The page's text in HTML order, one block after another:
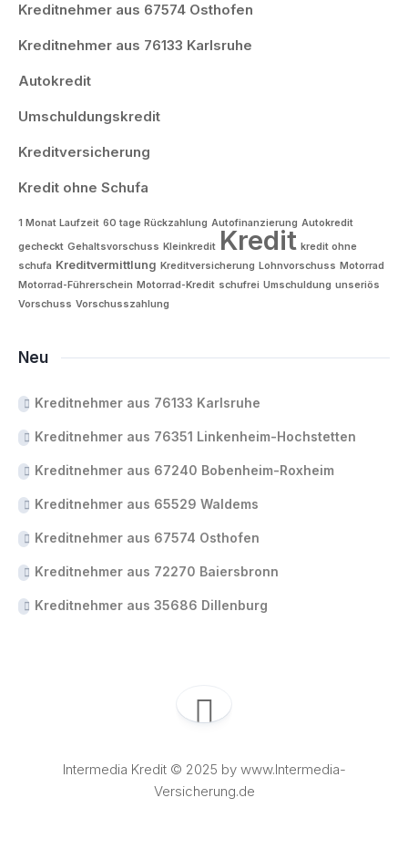
Kreditnehmer aus 67574 Osthofen
Kreditnehmer aus 76133 Karlsruhe
Autokredit
Umschuldungskredit
Kreditversicherung
Kredit ohne Schufa
1 Monat Laufzeit 60 tage Rückzahlung Autofinanzierung Autokredit
gecheckt Gehaltsvorschuss Kleinkredit Kredit kredit ohne
schufa Kreditvermittlung Kreditversicherung Lohnvorschuss Motorrad
Motorrad-Führerschein Motorrad-Kredit schufrei Umschuldung unseriös
Vorschuss Vorschusszahlung
Neu
Kreditnehmer aus 76133 Karlsruhe
Kreditnehmer aus 76351 Linkenheim-Hochstetten
Kreditnehmer aus 67240 Bobenheim-Roxheim
Kreditnehmer aus 65529 Waldems
Kreditnehmer aus 67574 Osthofen
Kreditnehmer aus 72270 Baiersbronn
Kreditnehmer aus 35686 Dillenburg
Intermedia Kredit © 2025 by www.Intermedia-
Versicherung.de